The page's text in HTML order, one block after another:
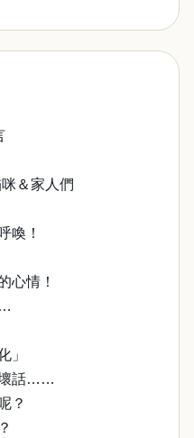
＆家人們
喚！
心情！
」
壞話……
？